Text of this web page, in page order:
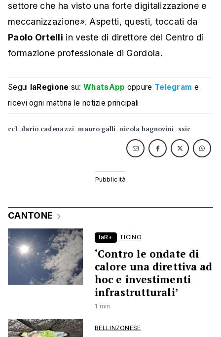
settore che ha visto una forte digitalizzazione e
meccanizzazione». Aspetti, questi, toccati da
Paolo Ortelli in veste di direttore del Centro di
formazione professionale di Gordola.
Segui laRegione su:WhatsApp oppure Telegram e
ricevi ogni mattina le notizie principali
ccl dario cadenazzi mauro galli nicola bagnovini ssic
CANTONE
laR+ TICINO
‘Contro le ondate di
calore una direttiva ad
hoc e investimenti
infrastrutturali’
1 min
BELLINZONESE